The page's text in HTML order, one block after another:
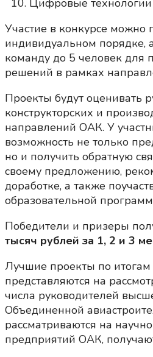
Цифровые технологии
Участие в конкурсе можно
индивидуальном порядке,
команду до 5 человек для
решений в рамках
Проекты будут оценивать
конструкторских и
направлений ОАК. У
возможность не только
но и получить обратную
своему предложению,
доработке, а также
образовательной
Победители и призеры
тысяч рублей за 1, 2 и 3
Лучшие проекты по итогам
представляются на
числа руководителей
Объединенной
рассматриваются на
предприятий ОАК,